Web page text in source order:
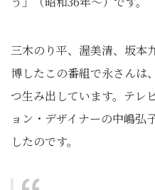
三木のり平、渥美清、坂本
博したこの番組で永さんは
つ生み出しています。テレ
ョン・デザイナーの中嶋弘
したのです。